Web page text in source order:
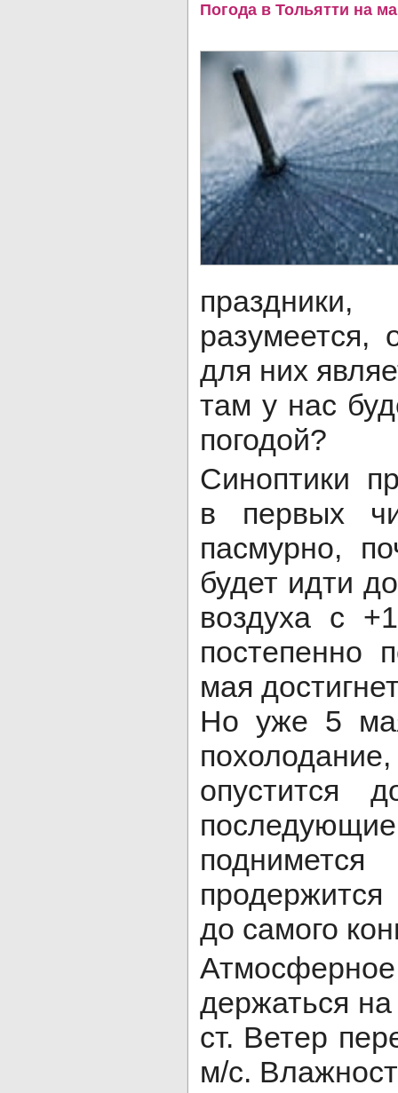
Погода в Тольятти на
разумеется,
для них
там у нас
погодой?
Синоптики
в первых
пасмурно,
будет идти
воздуха с
постепенно
мая
Но уже 5
опустится
до самого
держаться
ст. Ветер
м/с.